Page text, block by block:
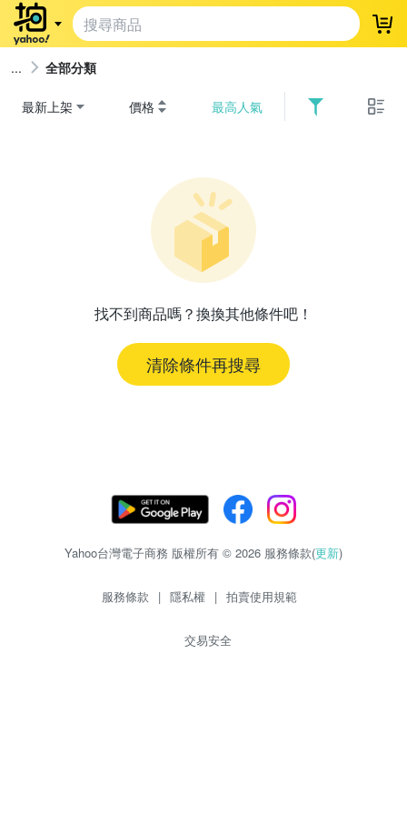
登
全部分類
最新上架 價格 最高人氣
找不到商品嗎？換換其他條件吧！
清除條件再搜尋
Yahoo台灣電子商務 版權所有 © 2026 服務條款(更新)
服務條款 | 隱私權 | 拍賣使用規範
交易安全